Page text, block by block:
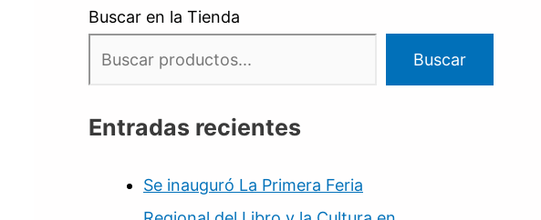
Buscar en la Tienda
Buscar
Entradas recientes
Se inauguró La Primera Feria